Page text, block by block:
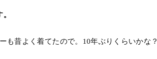
も昔よく着てたので。10年ぶりくらいかな？